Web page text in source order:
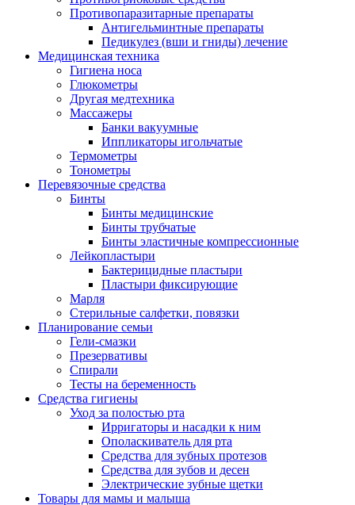
Противопаразитарные препараты
Антигельминтные препараты
Педикулез (вши и гниды) лечение
Медицинская техника
Гигиена носа
Глюкометры
Другая медтехника
Массажеры
Банки вакуумные
Иппликаторы игольчатые
Термометры
Тонометры
Перевязочные средства
Бинты
Бинты медицинские
Бинты трубчатые
Бинты эластичные компрессионные
Лейкопластыри
Бактерицидные пластыри
Пластыри фиксирующие
Марля
Стерильные салфетки, повязки
Планирование семьи
Гели-смазки
Презервативы
Спирали
Тесты на беременность
Средства гигиены
Уход за полостью рта
Ирригаторы и насадки к ним
Ополаскиватель для рта
Средства для зубных протезов
Средства для зубов и десен
Электрические зубные щетки
Товары для мамы и малыша